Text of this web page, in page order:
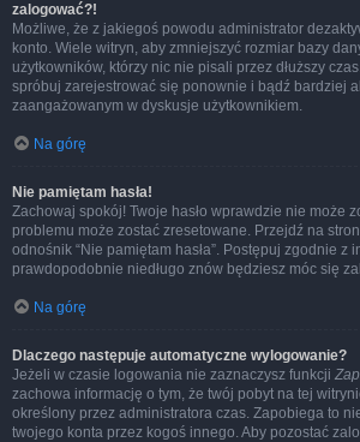
zalogować?!
Możliwe, że z jakiegoś powodu administrator
konto. Wiele witryn, aby zmniejszyć rozmiar bazy
użytkowników, którzy nic nie pisali przez dłuższy
spróbuj zarejestrować się ponownie i bądź bardziej
zaangażowanym w dyskusje użytkownikiem.
Na górę
Nie pamiętam hasła!
Zachowaj spokój! Twoje hasło wprawdzie nie może
problemu może zostać zresetowane. Przejdź na
odnośnik “Nie pamiętam hasła”. Postępuj zgodnie z
prawdopodobnie niedługo znów będziesz móc się
Na górę
Dlaczego następuje automatyczne wylogowanie?
Jeżeli w czasie logowania nie zaznaczysz funkcji
zachowa informację o tym, że twój pobyt na tej
określony przez administratora czas. Zapobiega to
twojego konta przez kogoś innego. Aby pozostać